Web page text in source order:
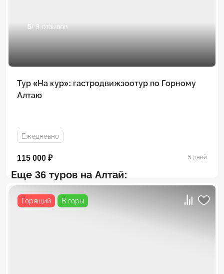
5/ 9 отзывов
Тур «На кур»: гастродвижзоотур по Горному
Алтаю
Ежедневно
115 000 ₽ 5 дней
Еще 36 туров на Алтай:
Горящий В горы